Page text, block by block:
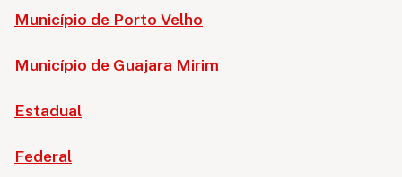
Município de Porto Velho
Município de Guajara Mirim
Estadual
Federal